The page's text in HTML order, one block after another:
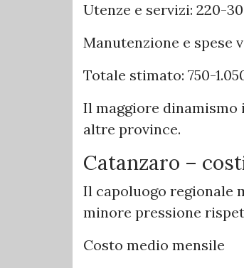
Utenze e servizi: 220-
Manutenzione e spese
Totale stimato: 750-
Il maggiore
altre province.
Catanzaro –
Il capoluogo regionale
minore pressione
Costo medio mensile